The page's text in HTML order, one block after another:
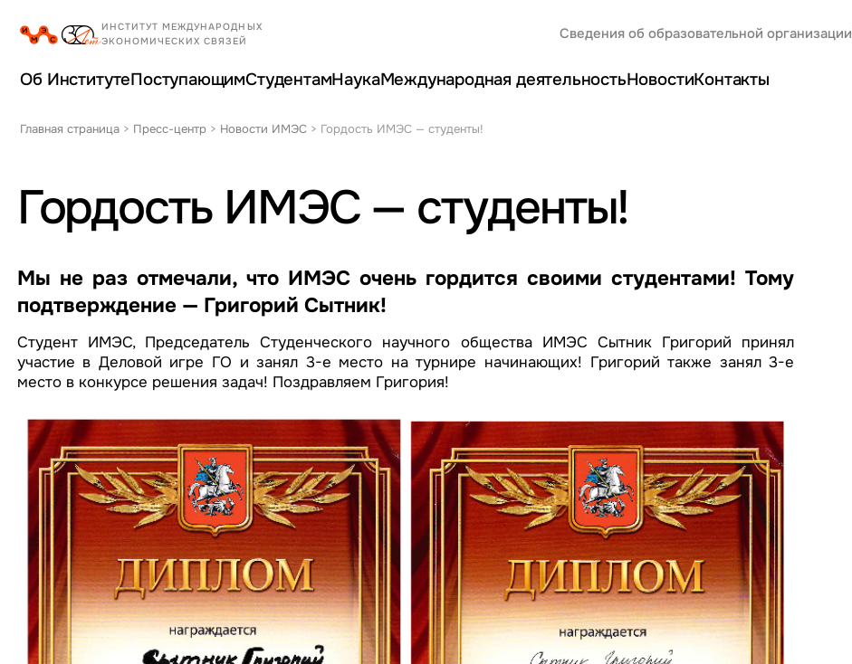
Сведения об образовательной организации
Об ИнститутеПоступающимСтудентамНаукаМеждународная деятельностьНовостиКонтакты
Главная страница > Пресс-центр > Новости ИМЭС > Гордость ИМЭС — студенты!
Гордость ИМЭС — студенты!
Мы не раз отмечали, что ИМЭС очень гордится своими студентами! Тому
подтверждение — Григорий Сытник!
Студент ИМЭС, Председатель Студенческого научного общества ИМЭС Сытник Григорий принял
участие в Деловой игре ГО и занял 3-е место на турнире начинающих! Григорий также занял 3-е
место в конкурсе решения задач! Поздравляем Григория!